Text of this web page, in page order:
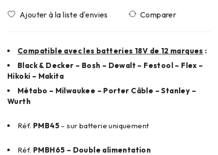
Comparer
Compatible avec les batteries 18V de 12 marques :
Black & Decker – Bosh – Dewalt – Festool – Flex –
Hikoki – Makita
Métabo – Milwaukee – Porter Câble – Stanley –
Wurth
Réf. PMB45 – sur batterie uniquement
Réf. PMBH65 – Double alimentation